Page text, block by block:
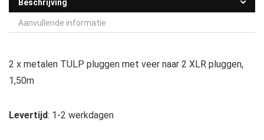
Beschrijving
Aanvullende informatie
2 x metalen TULP pluggen met veer naar 2 XLR pluggen,
1,50m
Levertijd: 1-2 werkdagen